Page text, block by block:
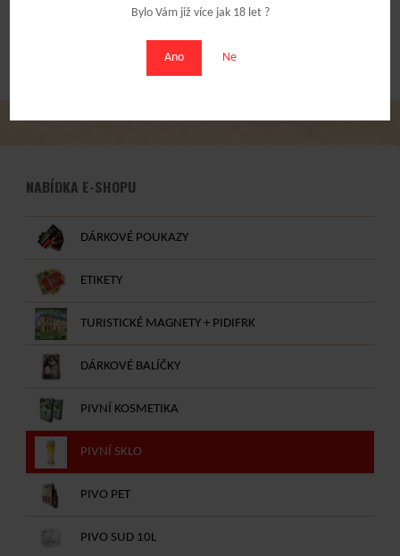
Bylo Vám již více jak 18 let ?
Ano Ne
Obchodní podmínky
NABÍDKA E-SHOPU
DÁRKOVÉ POUKAZY
ETIKETY
TURISTICKÉ MAGNETY + PIDIFRK
DÁRKOVÉ BALÍČKY
PIVNÍ KOSMETIKA
PIVNÍ SKLO
PIVO PET
PIVO SUD 10L